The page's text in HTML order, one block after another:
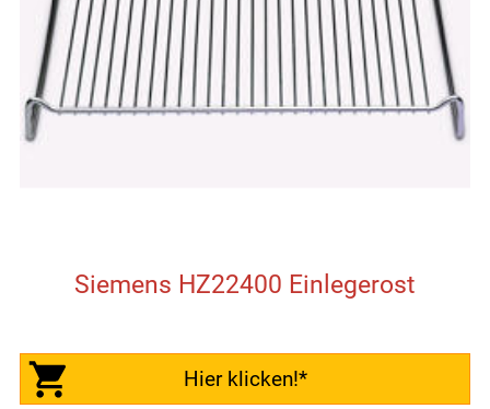
Siemens HZ22400 Einlegerost
Hier klicken!*